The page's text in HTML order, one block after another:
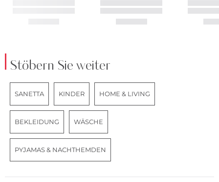
Stöbern Sie weiter
SANETTA KINDER HOME & LIVING
BEKLEIDUNG WÄSCHE
PYJAMAS & NACHTHEMDEN